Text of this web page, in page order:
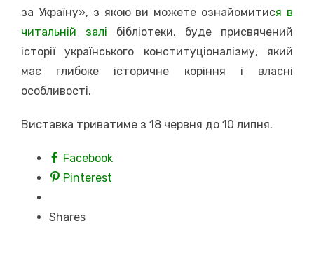
за Україну», з якою ви можете ознайомитися в
читальній залі бібліотеки, буде присвячений
історії українського конституціоналізму, який
має глибоке історичне коріння і власні
особливості.
Виставка триватиме з 18 червня до 10 липня.
Facebook
Pinterest
Shares